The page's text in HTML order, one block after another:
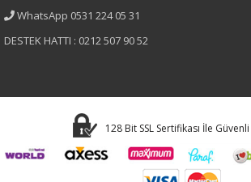
Kısa Kol
WhatsApp 0531 224 05 31
DESTEK HATTI : 0212 507 90 52
128 Bit SSL Sertifikası İle